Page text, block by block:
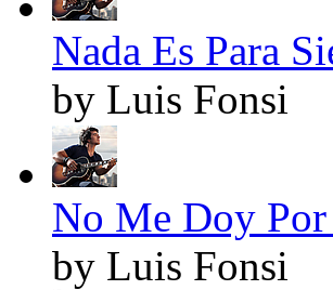
Nada Es Para
by Luis Fonsi
No Me Doy
by Luis Fonsi